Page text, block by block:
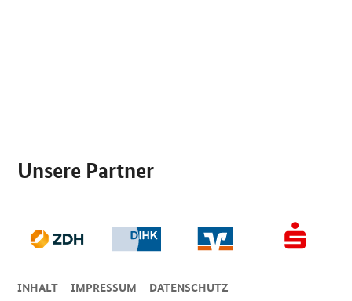
Unsere Partner
INHALT IMPRESSUM
DA­TEN­SCHUTZ